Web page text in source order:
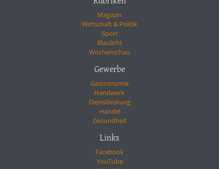
Magazin
Wirtschaft & Politik
Sport
Blaulicht
Wochenschau
Gewerbe
Gastronomie
Handwerk
Dienstleistung
Handel
Gesundheit
Links
Facebook
YouTube